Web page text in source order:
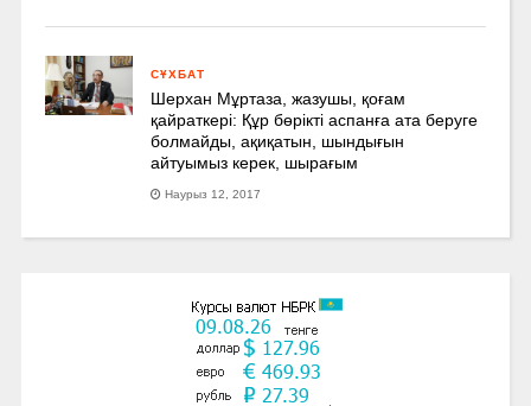
СҰХБАТ
Шерхан Мұртаза, жазушы, қоғам
қайраткері: Құр бөрікті аспанға ата беруге
болмайды, ақиқатын, шындығын
айтуымыз керек, шырағым
Наурыз 12, 2017